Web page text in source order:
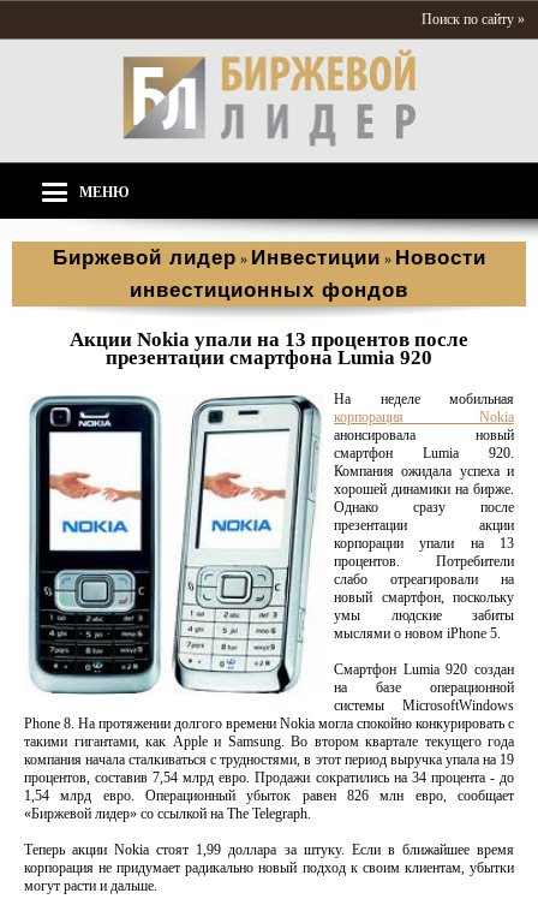
Поиск по сайту »
МЕНЮ
Биржевой лидер » Инвестиции » Новости
инвестиционных фондов
Акции Nokia упали на 13 процентов после
презентации смартфона Lumia 920
На неделе мобильная
корпорация Nokia
анонсировала новый
смартфон Lumia 920.
Компания ожидала успеха и
хорошей динамики на бирже.
Однако сразу после
презентации акции
корпорации упали на 13
процентов. Потребители
слабо отреагировали на
новый смартфон, поскольку
умы людские забиты
мыслями о новом iPhone 5.
Смартфон Lumia 920 создан
на базе операционной
системы MicrosoftWindows
Phone 8. На протяжении долгого времени Nokia могла спокойно конкурировать с
такими гигантами, как Apple и Samsung. Во втором квартале текущего года
компания начала сталкиваться с трудностями, в этот период выручка упала на 19
процентов, составив 7,54 млрд евро. Продажи сократились на 34 процента - до
1,54 млрд евро. Операционный убыток равен 826 млн евро, сообщает
«Биржевой лидер» со ссылкой на The Telegraph.
Теперь акции Nokia стоят 1,99 доллара за штуку. Если в ближайшее время
корпорация не придумает радикально новый подход к своим клиентам, убытки
могут расти и дальше.